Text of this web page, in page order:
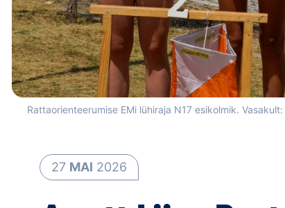
Rattaorienteerumise EMi lühiraja N17 esikolmik.
27 MAI 2026